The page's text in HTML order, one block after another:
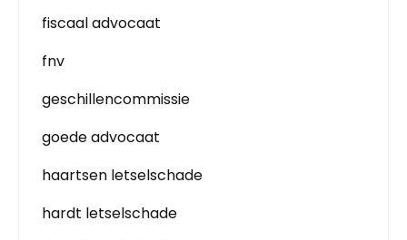
fiscaal advocaat
fnv
geschillencommissie
goede advocaat
haartsen letselschade
hardt letselschade